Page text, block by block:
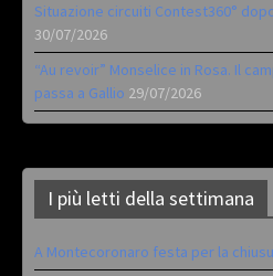
Situazione circuiti Contest360°
30/07/2026
“Au revoir” Monselice in Rosa. Il
passa a Gallio 29/07/2026
I più letti della settimana
A Montecoronaro festa per la